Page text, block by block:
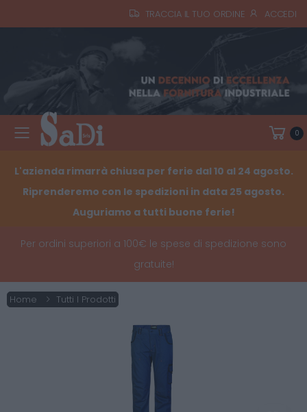
TRACCIA IL TUO ORDINE ACCEDI
Toggle mobile menu 0
L'azienda rimarrà chiusa per ferie dal 10 al 24 agosto.
Riprenderemo con le spedizioni in data 25 agosto.
Auguriamo a tutti buone ferie!
Per ordini superiori a 100€ le spese di spedizione sono
gratuite!
Home Tutti I Prodotti